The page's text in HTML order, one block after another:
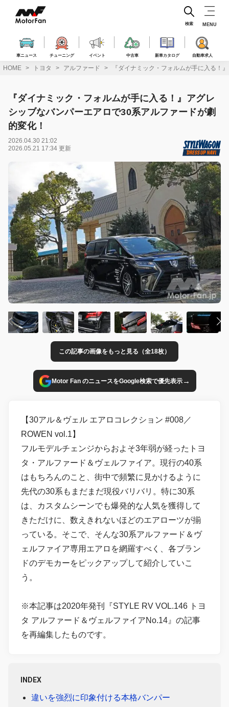
ス
車ニュース チューニング イベント 中古車 新車カタログ 自動車求人
検索 MENU
HOME トヨタ アルファード 『ダイナミック・フォルムが手に入る！
『ダイナミック・フォルムが手に入る！』アグレ
シッブなバンパーエアロで30系アルファードが劇
的変化！
2026.04.30 21:02
2026.05.21 17:34 更新
この記事の画像をもっと見る（全18枚）
Motor Fan のニュースをGoogle検索で優先表示→
【30アル＆ヴェル エアロコレクション #008／
ROWEN vol.1】
フルモデルチェンジからおよそ3年弱が経ったトヨ
タ・アルファード＆ヴェルファイア。現行の40系
はもちろんのこと、街中で頻繁に見かけるように
先代の30系もまだまだ現役バリバリ。特に30系
は、カスタムシーンでも爆発的な人気を獲得して
きただけに、数えきれないほどのエアローツが揃
っている。そこで、そんな30系アルファード＆ヴ
ェルファイア専用エアロを網羅すべく、各ブラン
ドのデモカーをピックアップして紹介していこ
う。
※本記事は2020年発刊『STYLE RV VOL.146 トヨ
タ アルファード＆ヴェルファイアNo.14』の記事
を再編集したものです。
INDEX
違いを強烈に印象付ける本格バンパー